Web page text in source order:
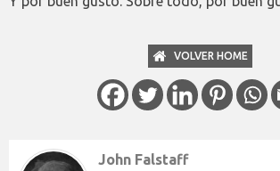
VOLVER HOME
John Falstaff